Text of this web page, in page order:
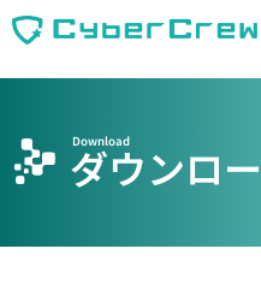
ダウンロ
Download